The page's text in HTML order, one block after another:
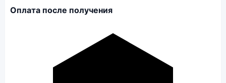
Оплата после получения